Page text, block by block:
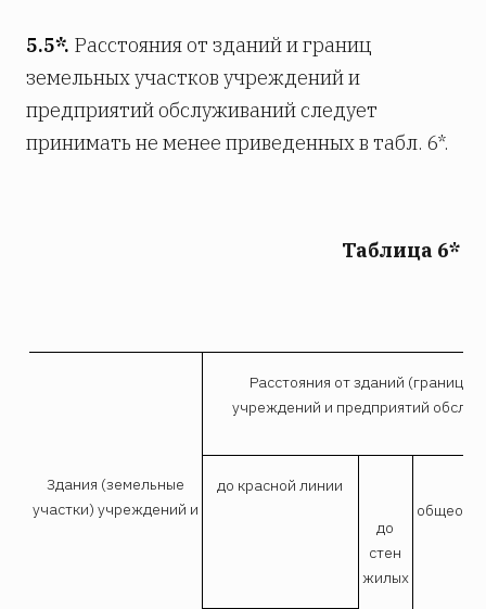
5.5*. Расстояния от зданий и границ
земельных участков учреждений и
предприятий обслуживаний следует
принимать не менее приведенных в табл. 6*.
Таблица 6*
Расстояния от зданий (границ
учреждений и предприятий
Здания (земельные
участки) учреждений и
до красной линии
до
стен
жилых